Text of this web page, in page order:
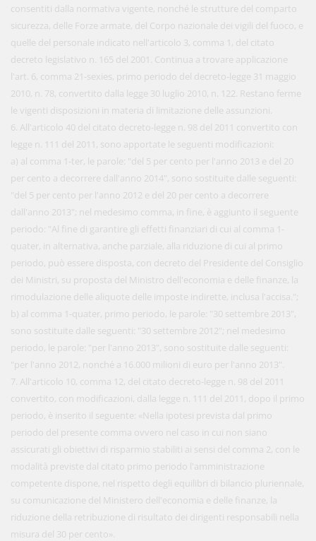
consentiti dalla normativa vigente, nonché le strutture del comparto
sicurezza, delle Forze armate, del Corpo nazionale dei vigili del fuoco, e
quelle del personale indicato nell'articolo 3, comma 1, del citato
decreto legislativo n. 165 del 2001. Continua a trovare applicazione
l'art. 6, comma 21-sexies, primo periodo del decreto-legge 31 maggio
2010, n. 78, convertito dalla legge 30 luglio 2010, n. 122. Restano ferme
le vigenti disposizioni in materia di limitazione delle assunzioni.
6. All'articolo 40 del citato decreto-legge n. 98 del 2011 convertito con
legge n. 111 del 2011, sono apportate le seguenti modificazioni:
a) al comma 1-ter, le parole: "del 5 per cento per l'anno 2013 e del 20
per cento a decorrere dall'anno 2014", sono sostituite dalle seguenti:
"del 5 per cento per l'anno 2012 e del 20 per cento a decorrere
dall'anno 2013"; nel medesimo comma, in fine, è aggiunto il seguente
periodo: "Al fine di garantire gli effetti finanziari di cui al comma 1-
quater, in alternativa, anche parziale, alla riduzione di cui al primo
periodo, può essere disposta, con decreto del Presidente del Consiglio
dei Ministri, su proposta del Ministro dell'economia e delle finanze, la
rimodulazione delle aliquote delle imposte indirette, inclusa l'accisa.";
b) al comma 1-quater, primo periodo, le parole: "30 settembre 2013",
sono sostituite dalle seguenti: "30 settembre 2012"; nel medesimo
periodo, le parole: "per l'anno 2013", sono sostituite dalle seguenti:
"per l'anno 2012, nonché a 16.000 milioni di euro per l'anno 2013".
7. All'articolo 10, comma 12, del citato decreto-legge n. 98 del 2011
convertito, con modificazioni, dalla legge n. 111 del 2011, dopo il primo
periodo, è inserito il seguente: «Nella ipotesi prevista dal primo
periodo del presente comma ovvero nel caso in cui non siano
assicurati gli obiettivi di risparmio stabiliti ai sensi del comma 2, con le
modalità previste dal citato primo periodo l'amministrazione
competente dispone, nel rispetto degli equilibri di bilancio pluriennale,
su comunicazione del Ministero dell'economia e delle finanze, la
riduzione della retribuzione di risultato dei dirigenti responsabili nella
misura del 30 per cento».